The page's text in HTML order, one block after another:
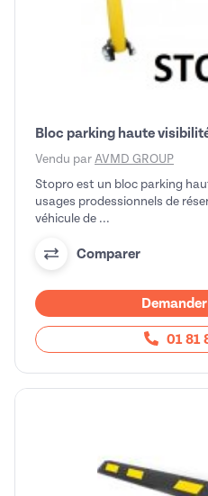
Bloc parking haute visibilité
Vendu par AVMD GROUP
Stopro est un bloc parking
usages prodessionnels de
véhicule de ...
Comparer
01 81